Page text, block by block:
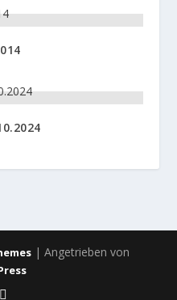
| Angetrieben von